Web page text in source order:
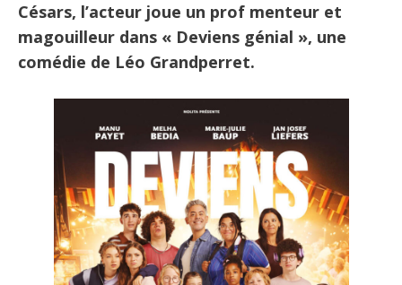
Césars, l’acteur joue un prof menteur et
magouilleur dans « Deviens génial », une
comédie de Léo Grandperret.